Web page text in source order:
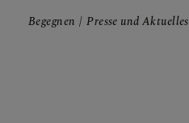
Begegnen Presse und Aktuelles